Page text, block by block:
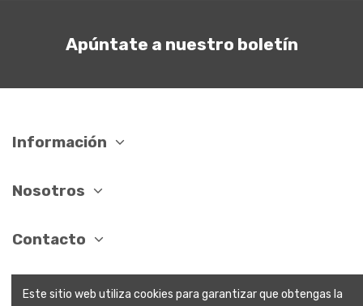
Apúntate a nuestro boletín
Información
Nosotros
Contacto
Este sitio web utiliza cookies para garantizar que obtengas la